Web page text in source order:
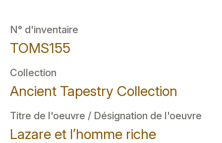
N° d'inventaire
TOMS155
Collection
Ancient Tapestry Collection
Titre de l'oeuvre / Désignation de l'oeuvre
Lazare et l’homme riche